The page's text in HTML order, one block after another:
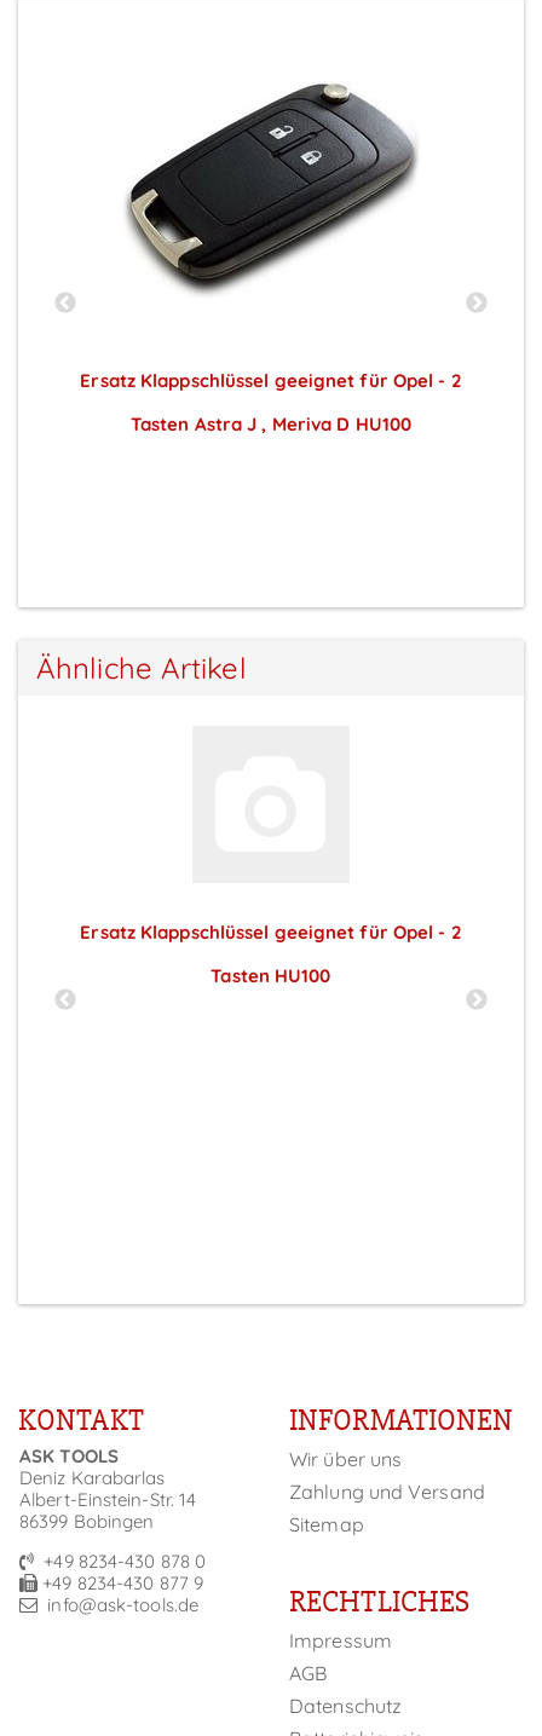
Ersatz Klappschlüssel geeignet für Opel - 2
Tasten Astra J , Meriva D HU100
Ähnliche Artikel
Ersatz Klappschlüssel geeignet für Opel - 2
Tasten HU100
KONTAKT
ASK TOOLS
Deniz Karabarlas
Albert-Einstein-Str. 14
86399 Bobingen
+49 8234-430 878 0
+49 8234-430 877 9
info@ask-tools.de
INFORMATIONEN
Wir über uns
Zahlung und Versand
Sitemap
RECHTLICHES
Impressum
AGB
Datenschutz